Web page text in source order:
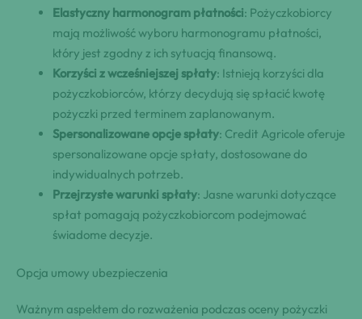
Elastyczny harmonogram płatności: Pożyczkobiorcy
mają możliwość wyboru harmonogramu płatności,
który jest zgodny z ich sytuacją finansową.
Korzyści z wcześniejszej spłaty: Istnieją korzyści dla
pożyczkobiorców, którzy decydują się spłacić kwotę
pożyczki przed terminem zaplanowanym.
Spersonalizowane opcje spłaty: Credit Agricole oferuje
spersonalizowane opcje spłaty, dostosowane do
indywidualnych potrzeb.
Przejrzyste warunki spłaty: Jasne warunki dotyczące
spłat pomagają pożyczkobiorcom podejmować
świadome decyzje.
Opcja umowy ubezpieczenia
Ważnym aspektem do rozważenia podczas oceny pożyczki